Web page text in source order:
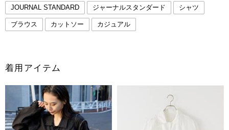
JOURNAL STANDARD ジャーナルスタンダード シャツ
ブラウス カットソー カジュアル
着用アイテム